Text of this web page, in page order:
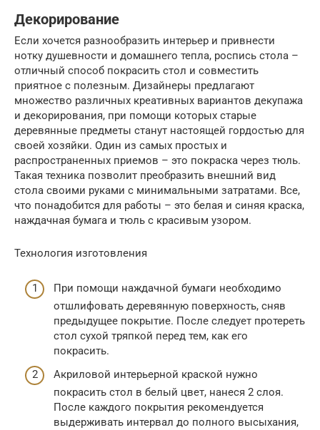
Декорирование
Если хочется разнообразить интерьер и привнести
нотку душевности и домашнего тепла, роспись стола –
отличный способ покрасить стол и совместить
приятное с полезным. Дизайнеры предлагают
множество различных креативных вариантов декупажа
и декорирования, при помощи которых старые
деревянные предметы станут настоящей гордостью для
своей хозяйки. Один из самых простых и
распространенных приемов – это покраска через тюль.
Такая техника позволит преобразить внешний вид
стола своими руками с минимальными затратами. Все,
что понадобится для работы – это белая и синяя краска,
наждачная бумага и тюль с красивым узором.
Технология изготовления
При помощи наждачной бумаги необходимо
отшлифовать деревянную поверхность, сняв
предыдущее покрытие. После следует протереть
стол сухой тряпкой перед тем, как его
покрасить.
Акриловой интерьерной краской нужно
покрасить стол в белый цвет, нанеся 2 слоя.
После каждого покрытия рекомендуется
выдерживать интервал до полного высыхания,